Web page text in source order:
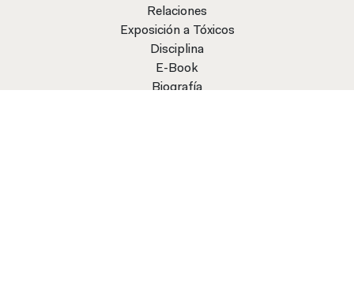
Relaciones
Exposición a Tóxicos
Disciplina
E-Book
Biografía